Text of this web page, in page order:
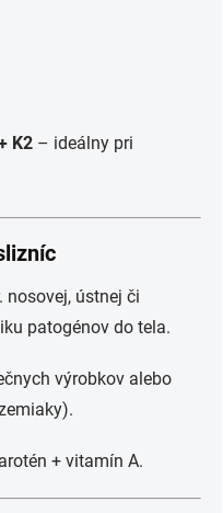
K2 – ideálny pri
nosovej, ústnej či
patogénov do tela.
výrobkov alebo
+ vitamín A.